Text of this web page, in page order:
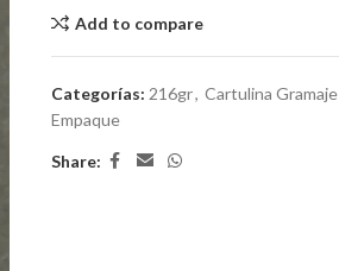
Add to compare
Categorías: 216gr, Cartulina Gramaje
Empaque
Share: